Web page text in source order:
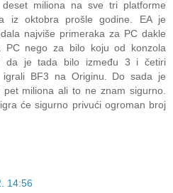
miliona na sve tri platforme
iz oktobra prošle godine. EA je
najviše primeraka za PC dakle
PC nego za bilo koju od konzola
da je tada bilo između 3 i četiri
BF3 na Originu. Do sada je
miliona ali to ne znam sigurno.
će sigurno privući ogroman broj
14:56